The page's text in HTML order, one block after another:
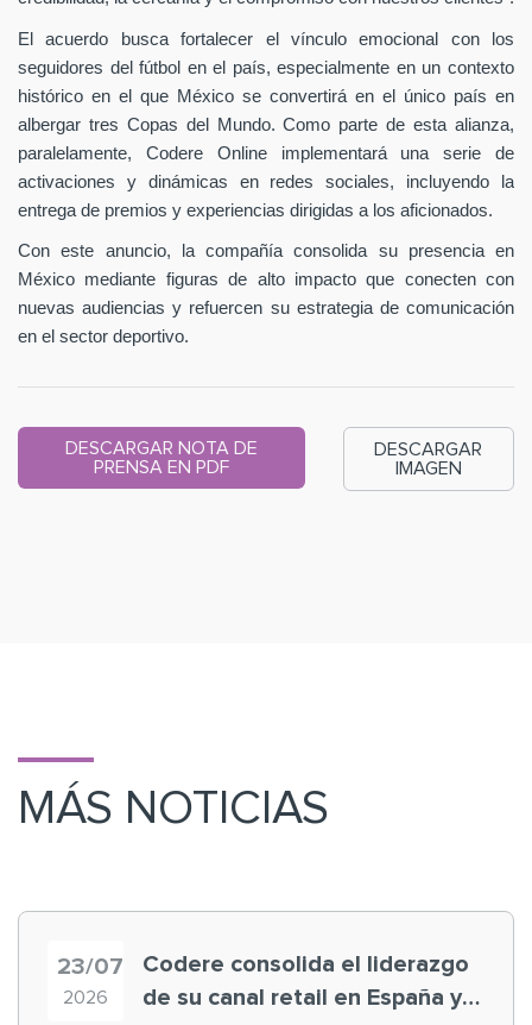
El acuerdo busca fortalecer el vínculo emocional con los
seguidores del fútbol en el país, especialmente en un contexto
histórico en el que México se convertirá en el único país en
albergar tres Copas del Mundo. Como parte de esta alianza,
paralelamente, Codere Online implementará una serie de
activaciones y dinámicas en redes sociales, incluyendo la
entrega de premios y experiencias dirigidas a los aficionados.
Con este anuncio, la compañía consolida su presencia en
México mediante figuras de alto impacto que conecten con
nuevas audiencias y refuercen su estrategia de comunicación
en el sector deportivo.
DESCARGAR NOTA DE
PRENSA EN PDF
DESCARGAR
IMAGEN
MÁS NOTICIAS
23/07
2026
Codere consolida el liderazgo
de su canal retail en España y